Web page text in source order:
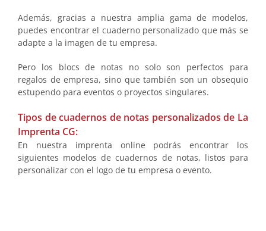
Además, gracias a nuestra amplia gama de modelos,
puedes encontrar el cuaderno personalizado que más se
adapte a la imagen de tu empresa.
Pero los blocs de notas no solo son perfectos para
regalos de empresa, sino que también son un obsequio
estupendo para eventos o proyectos singulares.
Tipos de cuadernos de notas personalizados de La
Imprenta CG:
En nuestra imprenta online podrás encontrar los
siguientes modelos de cuadernos de notas, listos para
personalizar con el logo de tu empresa o evento.